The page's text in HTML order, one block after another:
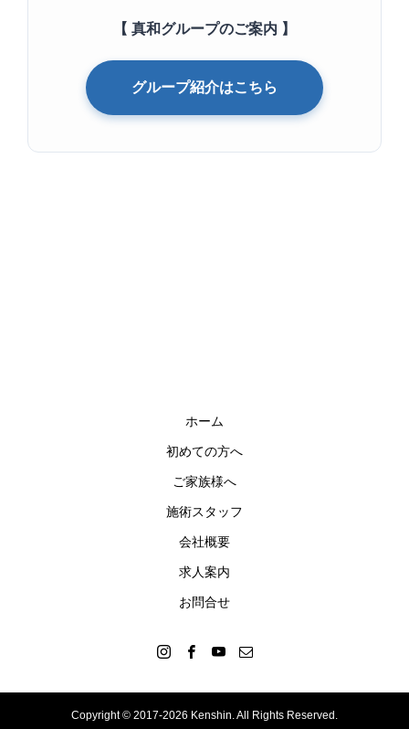
【 真和グループのご案内 】
グループ紹介はこちら
ホーム
初めての方へ
ご家族様へ
施術スタッフ
会社概要
求人案内
お問合せ
Copyright © 2017-2026 Kenshin. All Rights Reserved.